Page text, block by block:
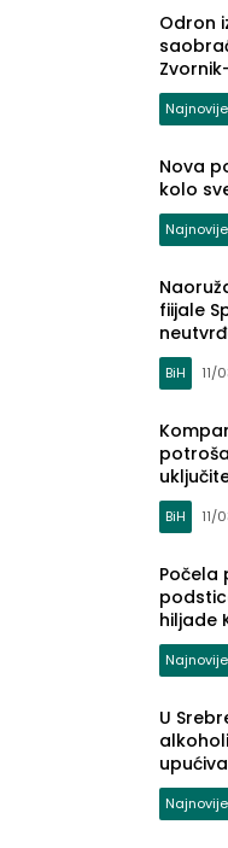
Odron
Najnovije
Nova
kolo
Najnovije
fiijale
BiH 11/
BiH 11/
Počela
hiljade
Najnovije
U
Najnovije